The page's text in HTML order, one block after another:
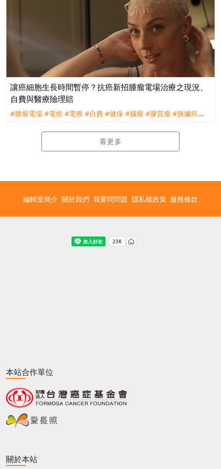
讓癌細胞生長時間暫停？抗癌新招腫瘤電場治療之現況、
自費與醫療險理賠
#腫瘤電場 #電燒 #電療 #自費 #健保 #腦瘤 #膠質瘤 #胰臟癌
看更多
編輯室簡介 關於我們 我要問問題 隱私權政策 服務條款
本站合作單位
關於本站